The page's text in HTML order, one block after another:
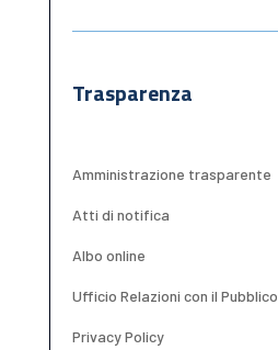
Trasparenza
Amministrazione trasparente
Atti di notifica
Albo online
Ufficio Relazioni con il Pubblico
Privacy Policy